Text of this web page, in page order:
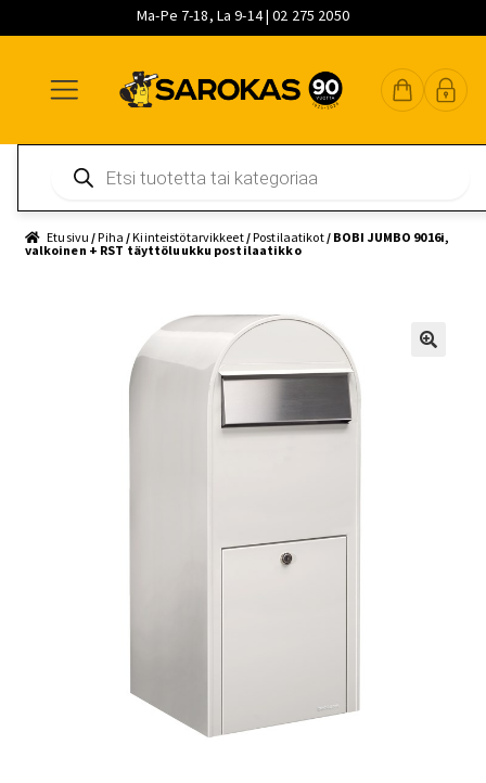
Ma-Pe 7-18, La 9-14 | 02 275 2050
navigointiin
sisältöön
pääsisältöön
search
Etusivu /Piha /Kiinteistötarvikkeet/Postilaatikot/ BOBI JUMBO 9016i,
valkoinen + RST täyttöluukku postilaatikko